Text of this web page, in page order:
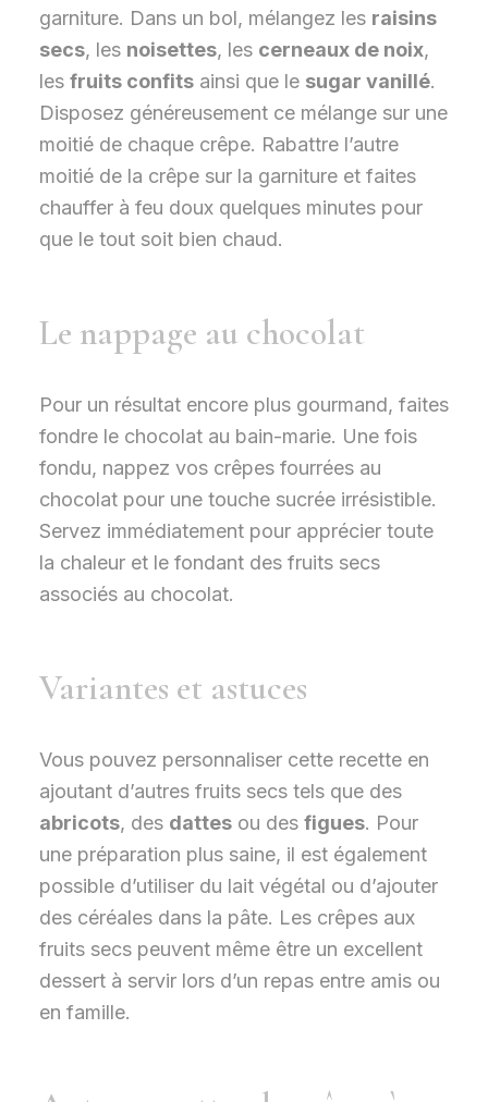
garniture. Dans un bol, mélangez les raisins
secs, les noisettes, les cerneaux de noix,
les fruits confitsainsi que le sugar vanillé.
Disposez généreusement ce mélange sur une
moitié de chaque crêpe. Rabattre l’autre
moitié de la crêpe sur la garniture et faites
chauffer à feu doux quelques minutes pour
que le tout soit bien chaud.
Le nappage au chocolat
Pour un résultat encore plus gourmand, faites
fondre le chocolat au bain-marie. Une fois
fondu, nappez vos crêpes fourrées au
chocolat pour une touche sucrée irrésistible.
Servez immédiatement pour apprécier toute
la chaleur et le fondant des fruits secs
associés au chocolat.
Variantes et astuces
Vous pouvez personnaliser cette recette en
ajoutant d’autres fruits secs tels que des
abricots, des dattesou des figues. Pour
une préparation plus saine, il est également
possible d’utiliser du lait végétal ou d’ajouter
des céréales dans la pâte. Les crêpes aux
fruits secs peuvent même être un excellent
dessert à servir lors d’un repas entre amis ou
en famille.